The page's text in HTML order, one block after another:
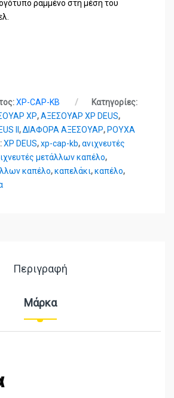
ραμμένο στη μέση του
XP-CAP-KB
Κατηγορίες:
XP,ΑΞΕΣΟΥΑΡ XP DEUS,
II ,ΔΙΑΦΟΡΑ ΑΞΕΣΟΥΑΡ, ΡΟΥΧΑ
XP DEUS,xp-cap-kb,ανιχνευτές
μετάλλων καπέλο,
καπέλο,καπελάκι,καπέλο,
Περιγραφή
Μάρκα